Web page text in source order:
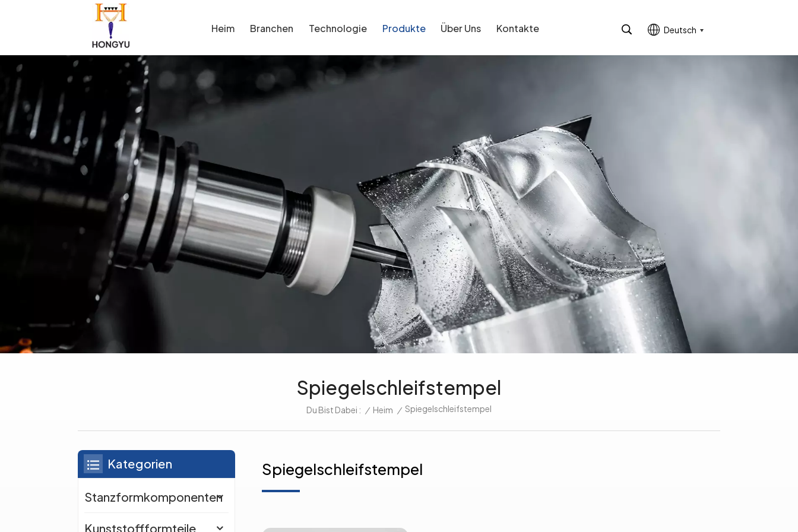
Heim Branchen Technologie Produkte Über Uns Kontakte Deutsch
Spiegelschleifstempel
Du Bist Dabei : / Heim / Spiegelschleifstempel
Spiegelschleifstempel
Kategorien
Stanzformkomponenten
Kunststoffformteile